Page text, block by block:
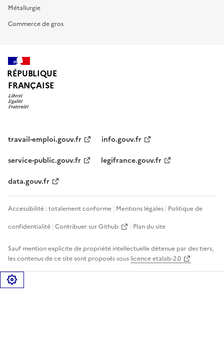
Métallurgie
Commerce de gros
RÉPUBLIQUE
FRANÇAISE
travail-emploi.gouv.fr
info.gouv.fr
service-public.gouv.fr
legifrance.gouv.fr
data.gouv.fr
Accessibilité : totalement conforme Mentions légales Politique de
confidentialité Contribuer sur Github Plan du site
Sauf mention explicite de propriété intellectuelle détenue par des tiers,
les contenus de ce site sont proposés sous licence etalab-2.0
Gérer les cookies